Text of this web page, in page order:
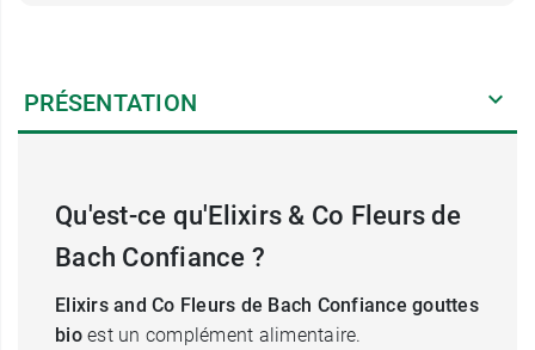
PRÉSENTATION
Qu'est-ce qu'Elixirs & Co Fleurs de
Bach Confiance ?
Elixirs and Co Fleurs de Bach Confiance gouttes
bio est un complément alimentaire.